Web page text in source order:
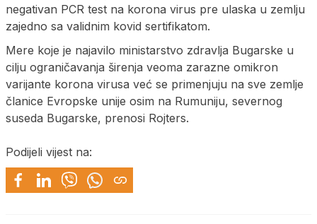
negativan PCR test na korona virus pre ulaska u zemlju
zajedno sa validnim kovid sertifikatom.
Mere koje je najavilo ministarstvo zdravlja Bugarske u
cilju ograničavanja širenja veoma zarazne omikron
varijante korona virusa već se primenjuju na sve zemlje
članice Evropske unije osim na Rumuniju, severnog
suseda Bugarske, prenosi Rojters.
Podijeli vijest na: